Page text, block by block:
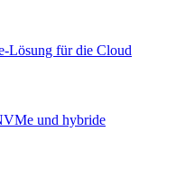
Lösung für die Cloud
und hybride